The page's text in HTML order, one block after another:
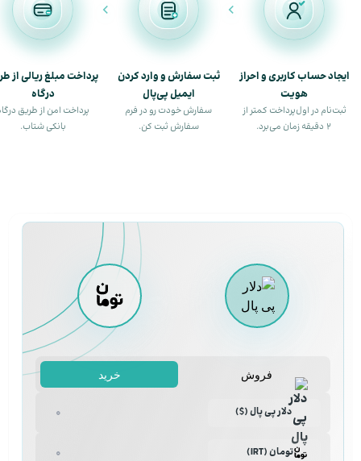
ایجاد حساب کاربری و احراز
هویت
ثبت‌نام در اول‌پرداخت کمتر از
۲ دقیقه زمان می‌برد.
ثبت سفارش و وارد کردن
ایمیل پی‌پال
سفارش خودت رو در فرم
سفارش ثبت کن.
پرداخت مبلغ ریالی از
درگاه
پرداخت امن از طریق
بانکی شتاب.
فروش خرید
دلار پی پال ($)
تومان (IRT)